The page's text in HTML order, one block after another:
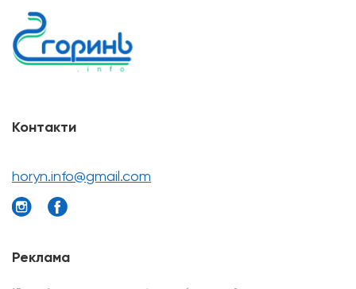
Контакти
horyn.info@gmail.com
Реклама